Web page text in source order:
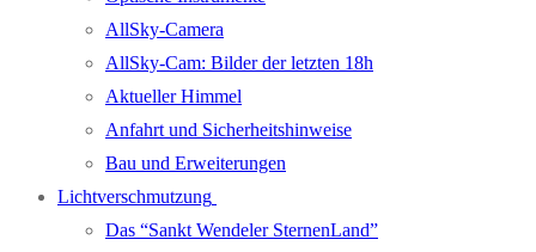
AllSky-Camera
AllSky-Cam: Bilder der letzten 18h
Aktueller Himmel
Anfahrt und Sicherheitshinweise
Bau und Erweiterungen
Lichtverschmutzung
Das “Sankt Wendeler SternenLand”